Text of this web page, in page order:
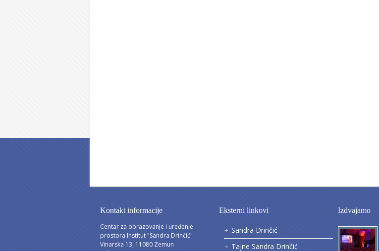
Kontakt informacije
Centar za obrazovanje i uređenje
prostora Institut "Sandra Drinčić"
Vinarska 13, 11080 Zemun
Eksterni linkovi
Sandra Drinčić
Tajne Sandra Drinčić
Izdvajamo